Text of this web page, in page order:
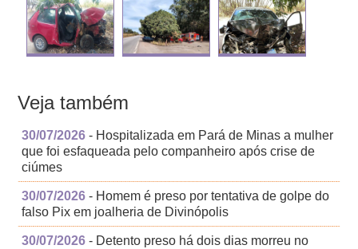
Veja também
30/07/2026 - Hospitalizada em Pará de Minas a mulher
que foi esfaqueada pelo companheiro após crise de
ciúmes
30/07/2026 - Homem é preso por tentativa de golpe do
falso Pix em joalheria de Divinópolis
30/07/2026 - Detento preso há dois dias morreu no